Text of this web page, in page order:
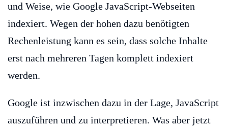
und Weise, wie Google JavaScript-Webseiten
indexiert. Wegen der hohen dazu benötigten
Rechenleistung kann es sein, dass solche Inhalte
erst nach mehreren Tagen komplett indexiert
werden.
Google ist inzwischen dazu in der Lage, JavaScript
auszuführen und zu interpretieren. Was aber jetzt